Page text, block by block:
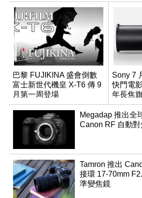
巴黎 FUJIKINA 盛會倒數
富士新世代機皇 X-T6 傳 9
月第一周登場
Sony 7
快門電
年長焦
登場
Megadap 推出全
Canon RF 自動
Tamron 推出
接環 17-70mm
準變焦鏡